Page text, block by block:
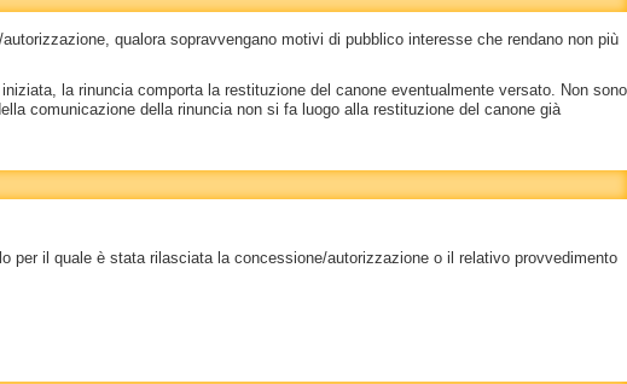
qualora sopravvengano motivi di pubblico interesse che rendano non più
la rinuncia comporta la restituzione del canone eventualmente versato. Non sono
comunicazione della rinuncia non si fa luogo alla restituzione del canone già
il quale è stata rilasciata la concessione/autorizzazione o il relativo provvedimento